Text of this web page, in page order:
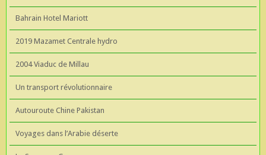
Bahrain Hotel Mariott
2019 Mazamet Centrale hydro
2004 Viaduc de Millau
Un transport révolutionnaire
Autouroute Chine Pakistan
Voyages dans l’Arabie déserte